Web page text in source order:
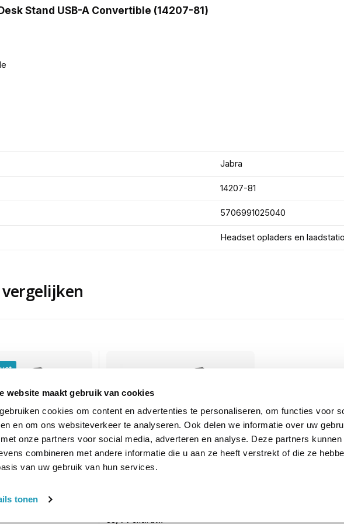
website maakt gebruik van cookies
cookies om content en advertenties te personaliseren, om functies voor
en om ons websiteverkeer te analyseren. Ook delen we informatie over uw
onze partners voor social media, adverteren en analyse. Deze partners kunnen
combineren met andere informatie die u aan ze heeft verstrekt of die ze
van uw gebruik van hun services.
tonen
Stand USB-A Convertible (14207-81)
Jabra
14207-81
5706991025040
Headset opladers en
55 Convertible
excl. btw